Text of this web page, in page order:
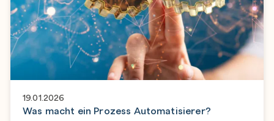
19.01.2026
Was macht ein Prozess Automatisierer?